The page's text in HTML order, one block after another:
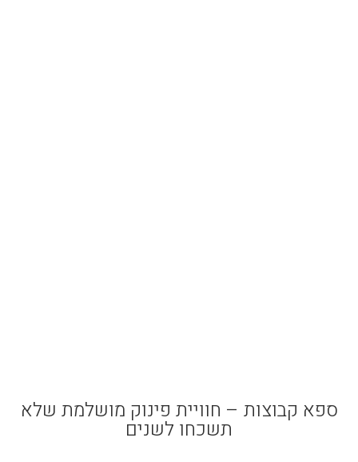
ספא קבוצות – חוויית פינוק מושלמת שלא
תשכחו לשנים